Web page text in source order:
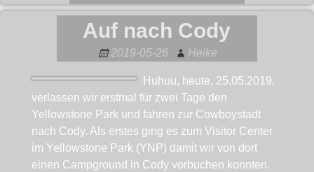
Auf nach Cody
2019-05-26 Heike
Huhuu, heute, 25.05.2019,
verlassen wir erstmal für zwei Tage den
Yellowstone Park und fahren zur Cowboystadt
nach Cody. Als erstes ging es zum Visitor Center
im Yellowstone Park (YNP) damit wir von dort
einen Campground in Cody vorbuchen konnten.